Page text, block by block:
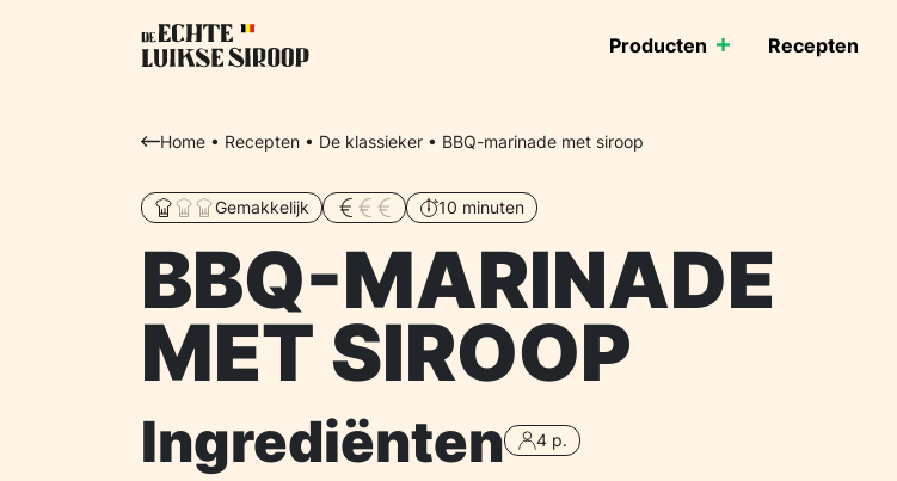
Producten Recepten
Home • Recepten • De klassieker • BBQ-marinade met siroop
BBQ-MARINADE
MET SIROOP
Gemakkelijk 10 minuten
Ingrediënten 4 p.